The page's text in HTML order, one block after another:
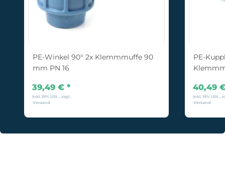
PE-Winkel 90° 2x Klemmmuffe 90
mm PN 16
39,49 € *
inkl. 19% USt. , zzgl.
Versand
PE-
40,49
inkl. 19% USt. ,
Versand